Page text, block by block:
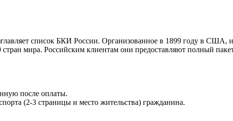
список БКИ России. Организованное в 1899 году в США,
мира. Российским клиентам они предоставляют полный
после оплаты.
(2-3 страницы и место жительства) гражданина.